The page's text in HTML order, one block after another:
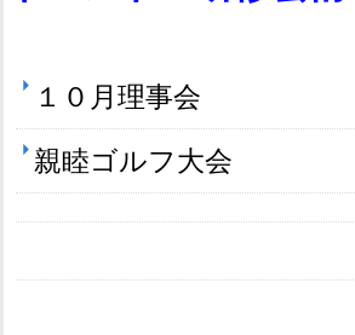
１０月理事会 ：
親睦ゴルフ大会